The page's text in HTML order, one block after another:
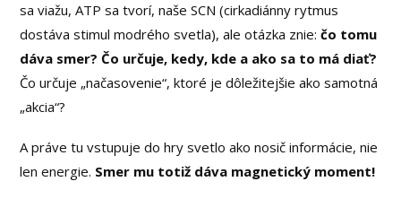
sa viažu, ATP sa tvorí, naše SCN (cirkadiánny rytmus
dostáva stimul modrého svetla), ale otázka znie:čo tomu
dáva smer? Čo určuje, kedy, kde a ako sa to má diať?
Čo určuje „načasovenie“, ktoré je dôležitejšie ako samotná
„akcia“?
A práve tu vstupuje do hry svetlo ako nosič informácie, nie
len energie. Smer mu totiž dáva magnetický moment!